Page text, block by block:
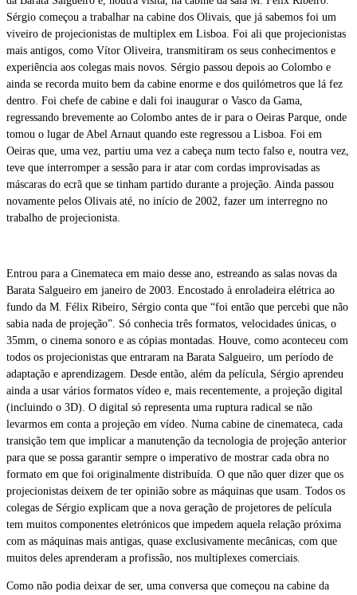
Sérgio começou a trabalhar na cabine dos Olivais, que já sabemos foi um
viveiro de projecionistas de multiplex em Lisboa. Foi ali que projecionistas
mais antigos, como Vítor Oliveira, transmitiram os seus conhecimentos e
experiência aos colegas mais novos. Sérgio passou depois ao Colombo e
ainda se recorda muito bem da cabine enorme e dos quilómetros que lá fez
dentro. Foi chefe de cabine e dali foi inaugurar o Vasco da Gama,
regressando brevemente ao Colombo antes de ir para o Oeiras Parque, onde
tomou o lugar de Abel Arnaut quando este regressou a Lisboa. Foi em
Oeiras que, uma vez, partiu uma vez a cabeça num tecto falso e, noutra vez,
teve que interromper a sessão para ir atar com cordas improvisadas as
máscaras do ecrã que se tinham partido durante a projeção. Ainda passou
novamente pelos Olivais até, no início de 2002, fazer um interregno no
trabalho de projecionista.
Entrou para a Cinemateca em maio desse ano, estreando as salas novas da
Barata Salgueiro em janeiro de 2003. Encostado à enroladeira elétrica ao
fundo da M. Félix Ribeiro, Sérgio conta que “foi então que percebi que não
sabia nada de projeção”. Só conhecia três formatos, velocidades únicas, o
35mm, o cinema sonoro e as cópias montadas. Houve, como aconteceu com
todos os projecionistas que entraram na Barata Salgueiro, um período de
adaptação e aprendizagem. Desde então, além da película, Sérgio aprendeu
ainda a usar vários formatos vídeo e, mais recentemente, a projeção digital
(incluindo o 3D). O digital só representa uma ruptura radical se não
levarmos em conta a projeção em vídeo. Numa cabine de cinemateca, cada
transição tem que implicar a manutenção da tecnologia de projeção anterior
para que se possa garantir sempre o imperativo de mostrar cada obra no
formato em que foi originalmente distribuída. O que não quer dizer que os
projecionistas deixem de ter opinião sobre as máquinas que usam. Todos os
colegas de Sérgio explicam que a nova geração de projetores de película
tem muitos componentes eletrónicos que impedem aquela relação próxima
com as máquinas mais antigas, quase exclusivamente mecânicas, com que
muitos deles aprenderam a profissão, nos multiplexes comerciais.
Como não podia deixar de ser, uma conversa que começou na cabine da